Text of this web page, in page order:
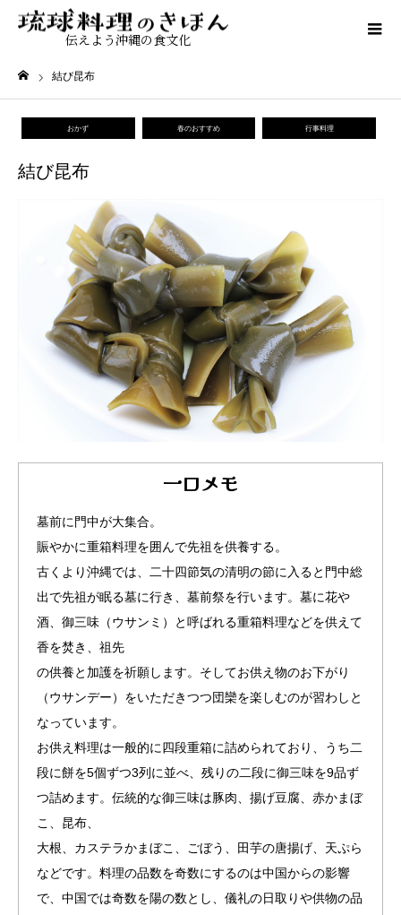
伝えよう沖縄の食文化
結び昆布
おかず 春のおすすめ 行事料理
結び昆布
一口メモ
墓前に門中が大集合。
賑やかに重箱料理を囲んで先祖を供養する。
古くより沖縄では、二十四節気の清明の節に入ると門中総
出で先祖が眠る墓に行き、墓前祭を行います。墓に花や
酒、御三味（ウサンミ）と呼ばれる重箱料理などを供えて
香を焚き、祖先
の供養と加護を祈願します。そしてお供え物のお下がり
（ウサンデー）をいただきつつ団欒を楽しむのが習わしと
なっています。
お供え料理は一般的に四段重箱に詰められており、うち二
段に餅を5個ずつ3列に並べ、残りの二段に御三味を9品ず
つ詰めます。伝統的な御三味は豚肉、揚げ豆腐、赤かまぼ
こ、昆布、
大根、カステラかまぼこ、ごぼう、田芋の唐揚げ、天ぷら
などです。料理の品数を奇数にするのは中国からの影響
で、中国では奇数を陽の数とし、儀礼の日取りや供物の品